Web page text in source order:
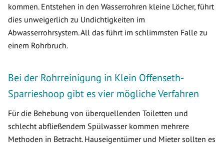
kommen. Entstehen in den Wasserrohren kleine Löcher, führt
dies unweigerlich zu Undichtigkeiten im
Abwasserrohrsystem. All das führt im schlimmsten Falle zu
einem Rohrbruch.
Bei der Rohrreinigung in Klein Offenseth-
Sparrieshoop gibt es vier mögliche Verfahren
Für die Behebung von überquellenden Toiletten und
schlecht abfließendem Spülwasser kommen mehrere
Methoden in Betracht. Hauseigentümer und Mieter sollten es